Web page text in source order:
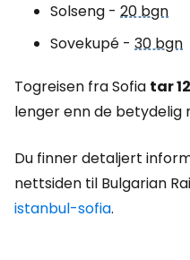
Solseng - 20 bgn
Sovekupé - 30 bgn
Togreisen fra Sofia tar
lenger enn de betydelig
Du finner detaljert
nettsiden til Bulgarian
istanbul-sofia.